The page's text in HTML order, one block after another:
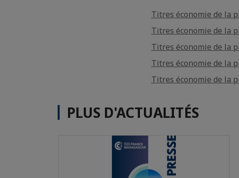
Titres économie de la
Titres économie de la
Titres économie de la
Titres économie de la
Titres économie de la
PLUS D'ACTUALITÉS